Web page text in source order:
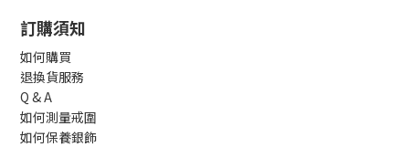
訂購須知
如何購買
退換貨服務
Q & A
如何測量戒圍
如何保養銀飾